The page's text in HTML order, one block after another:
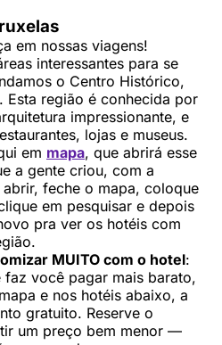
em nossas viagens!
interessantes para se
o Centro Histórico,
Esta região é conhecida por
impressionante, e
lojas e museus.
em mapa, que abrirá esse
a gente criou, com a
feche o mapa, coloque
em pesquisar e depois
pra ver os hotéis com
MUITO com o hotel:
faz você pagar mais barato,
e nos hotéis abaixo, a
gratuito. Reserve o
um preço bem menor —